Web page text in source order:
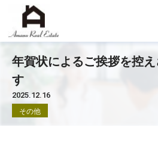
年賀状によるご挨拶を控
す
2025.12.16
その他